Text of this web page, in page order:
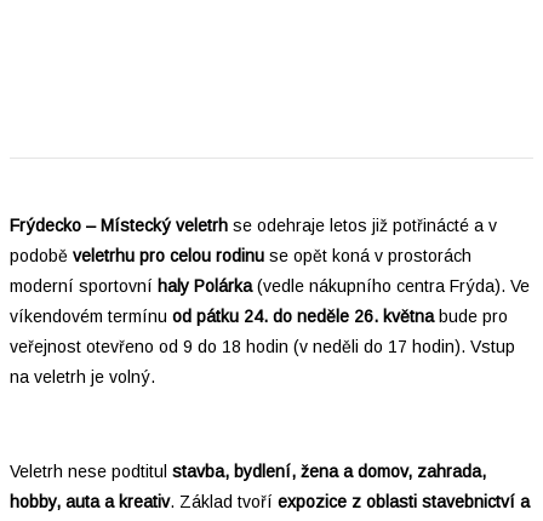
Frýdecko – Místecký veletrh se odehraje letos již potřinácté a v
podobě veletrhu pro celou rodinu se opět koná v prostorách
moderní sportovní haly Polárka(vedle nákupního centra Frýda). Ve
víkendovém termínu od pátku 24. do neděle 26. květnabude pro
veřejnost otevřeno od 9 do 18 hodin (v neděli do 17 hodin). Vstup
na veletrh je volný.
Veletrh nese podtitul stavba, bydlení, žena a domov, zahrada,
hobby, auta a kreativ. Základ tvoří expozice z oblasti stavebnictví a